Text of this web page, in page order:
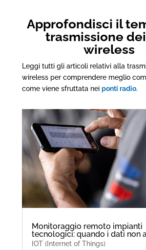
Approfondisci il
trasmissione
wireless
Leggi tutti gli articoli relativi alla
wireless per comprendere meglio
come viene sfruttata nei ponti radio.
Monitoraggio remoto impianti
tecnologici: quando i dati non
IOT (Internet of Things)